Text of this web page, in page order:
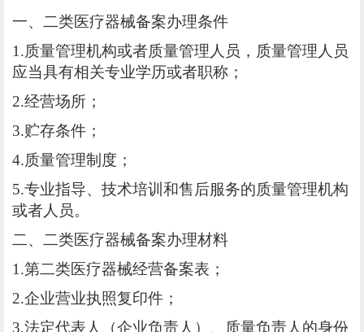
一、二类医疗器械备案办理条件
1.质量管理机构或者质量管理人员，质量管理人员
应当具有相关专业学历或者职称；
2.经营场所；
3.贮存条件；
4.质量管理制度；
5.专业指导、技术培训和售后服务的质量管理机构
或者人员。
二、二类医疗器械备案办理材料
1.第二类医疗器械经营备案表；
2.企业营业执照复印件；
3.法定代表人（企业负责人）、质量负责人的身份